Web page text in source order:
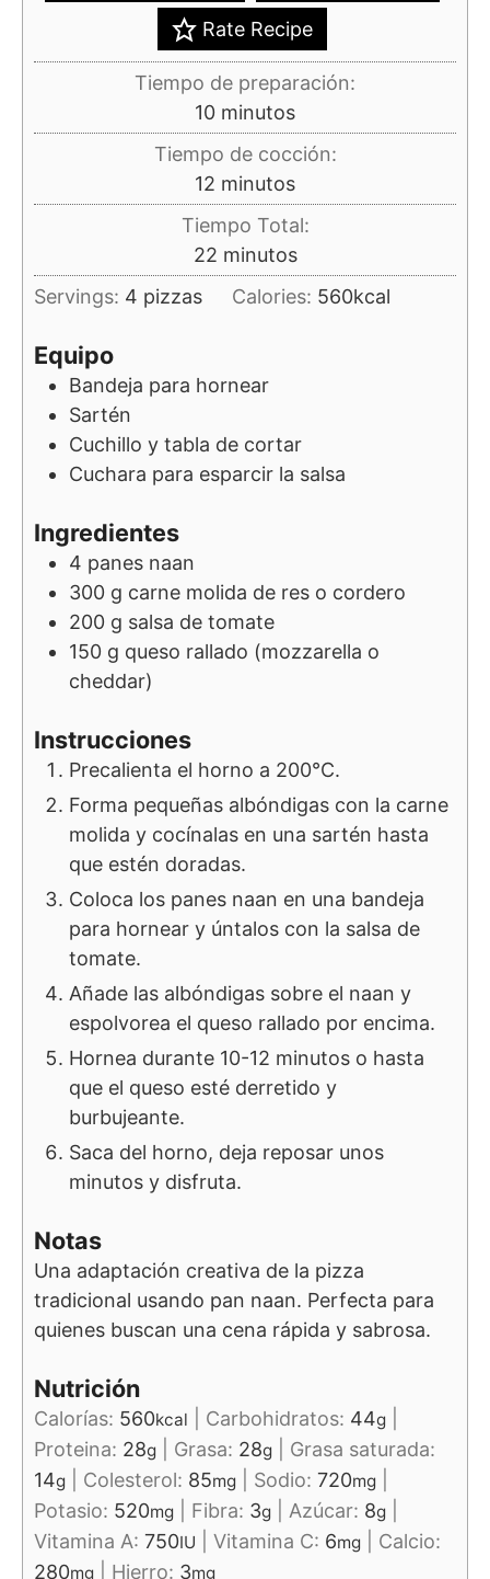
Rate Recipe
Tiempo de preparación:
10minutos
minutos
Tiempo de cocción:
12 minutos
minutos
Tiempo Total:
22minutos
minutos
Servings: 4 pizzas Calories: 560kcal
Equipo
Bandeja para hornear
Sartén
Cuchillo y tabla de cortar
Cuchara para esparcir la salsa
Ingredientes
4 panes naan
300 g carne molida de res o cordero
200 g salsa de tomate
150 g queso rallado (mozzarella o
cheddar)
Instrucciones
Precalienta el horno a 200°C.
Forma pequeñas albóndigas con la carne
molida y cocínalas en una sartén hasta
que estén doradas.
Coloca los panes naan en una bandeja
para hornear y úntalos con la salsa de
tomate.
Añade las albóndigas sobre el naan y
espolvorea el queso rallado por encima.
Hornea durante 10-12 minutos o hasta
que el queso esté derretido y
burbujeante.
Saca del horno, deja reposar unos
minutos y disfruta.
Notas
Una adaptación creativa de la pizza
tradicional usando pan naan. Perfecta para
quienes buscan una cena rápida y sabrosa.
Nutrición
Calorías: 560kcal Carbohidratos: 44g
Proteina: 28g Grasa: 28g
Grasa saturada:
14g Colesterol: 85mg Sodio: 720mg
Potasio: 520mg Fibra: 3g Azúcar: 8g
Vitamina A: 750IU Vitamina C: 6mg
Calcio:
280mg Hierro: 3mg